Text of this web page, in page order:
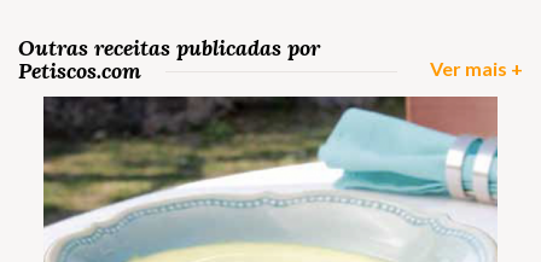
Outras receitas publicadas por
Petiscos.com
Ver mais +